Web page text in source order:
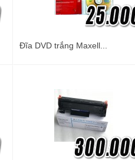
Đĩa DVD trắng Maxell...